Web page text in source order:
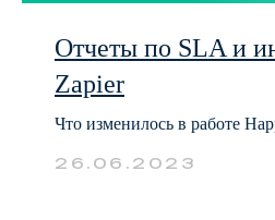
Отчеты по SLA и
Zapier
Что изменилось в работе
26.06.2023